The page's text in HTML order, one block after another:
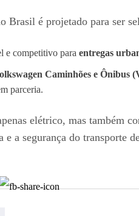
Brasil é projetado para ser
e competitivo para entregas
Caminhões e Ônibus
parceria.
elétrico, mas também
a segurança do transporte